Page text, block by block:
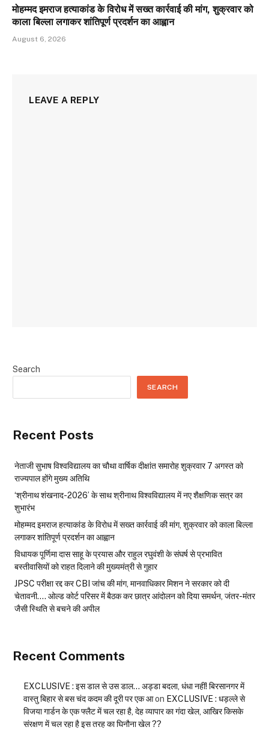
मोहम्मद इमराज हत्याकांड के विरोध में सख्त कार्रवाई की मांग, शुक्रवार को
काला बिल्ला लगाकर शांतिपूर्ण प्रदर्शन का आह्वान
August 6, 2026
LEAVE A REPLY
Search
SEARCH
Recent Posts
नेताजी सुभाष विश्वविद्यालय का चौथा वार्षिक दीक्षांत समारोह शुक्रवार 7 अगस्त को
राज्यपाल होंगे मुख्य अतिथि
‘श्रीनाथ शंखनाद-2026’ के साथ श्रीनाथ विश्वविद्यालय में नए शैक्षणिक सत्र का
शुभारंभ
मोहम्मद इमराज हत्याकांड के विरोध में सख्त कार्रवाई की मांग, शुक्रवार को काला बिल्ला
लगाकर शांतिपूर्ण प्रदर्शन का आह्वान
विधायक पूर्णिमा दास साहू के प्रयास और राहुल रघुवंशी के संघर्ष से प्रभावित
बस्तीवासियों को राहत दिलाने की मुख्यमंत्री से गुहार
JPSC परीक्षा रद्द कर CBI जांच की मांग, मानवाधिकार मिशन ने सरकार को दी
चेतावनी…. ओल्ड कोर्ट परिसर में बैठक कर छात्र आंदोलन को दिया समर्थन, जंतर-मंतर
जैसी स्थिति से बचने की अपील
Recent Comments
EXCLUSIVE : इस डाल से उस डाल… अड्डा बदला, धंधा नहीं! बिरसानगर में
वास्तु बिहार से बस चंद कदम की दूरी पर एक आon EXCLUSIVE : धड़ल्ले से
विजया गार्डन के एक फ्लैट में चल रहा है, देह व्यापार का गंदा खेल, आखिर किसके
संरक्षण में चल रहा है इस तरह का घिनौना खेल ??